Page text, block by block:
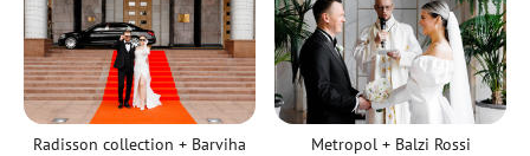
Radisson collection + Barviha Metropol + Balzi Rossi